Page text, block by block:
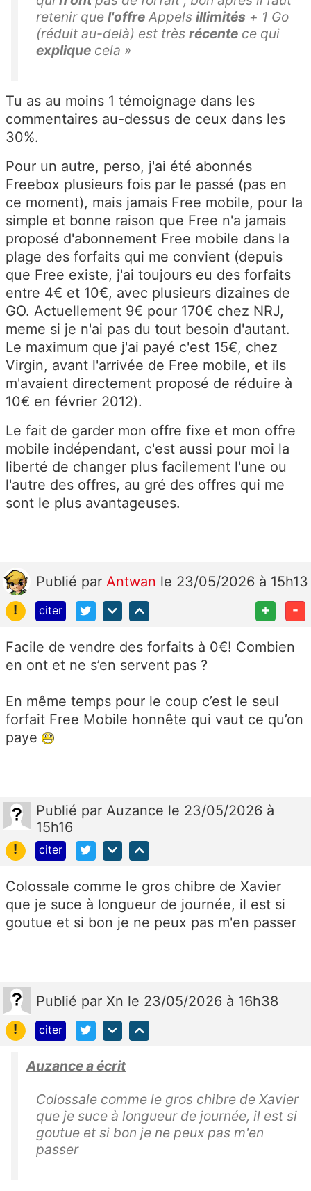
retenir que l'offre Appels illimités + 1 Go
(réduit au-delà) est très récente ce qui
explique cela »
Tu as au moins 1 témoignage dans les
commentaires au-dessus de ceux dans les
30%.
Pour un autre, perso, j'ai été abonnés
Freebox plusieurs fois par le passé (pas en
ce moment), mais jamais Free mobile, pour la
simple et bonne raison que Free n'a jamais
proposé d'abonnement Free mobile dans la
plage des forfaits qui me convient (depuis
que Free existe, j'ai toujours eu des forfaits
entre 4€ et 10€, avec plusieurs dizaines de
GO. Actuellement 9€ pour 170€ chez NRJ,
meme si je n'ai pas du tout besoin d'autant.
Le maximum que j'ai payé c'est 15€, chez
Virgin, avant l'arrivée de Free mobile, et ils
m'avaient directement proposé de réduire à
10€ en février 2012).
Le fait de garder mon offre fixe et mon offre
mobile indépendant, c'est aussi pour moi la
liberté de changer plus facilement l'une ou
l'autre des offres, au gré des offres qui me
sont le plus avantageuses.
Publié par Antwan le 23/05/2026 à 15h13
!
citer + -
Facile de vendre des forfaits à 0€! Combien
en ont et ne s’en servent pas ?
En même temps pour le coup c’est le seul
forfait Free Mobile honnête qui vaut ce qu’on
paye
Publié par Auzance le 23/05/2026 à
15h16
!
citer
Colossale comme le gros chibre de Xavier
que je suce à longueur de journée, il est si
goutue et si bon je ne peux pas m'en passer
Publié par Xn le 23/05/2026 à 16h38
!
citer
Auzance a écrit
Colossale comme le gros chibre de Xavier
que je suce à longueur de journée, il est si
goutue et si bon je ne peux pas m'en
passer